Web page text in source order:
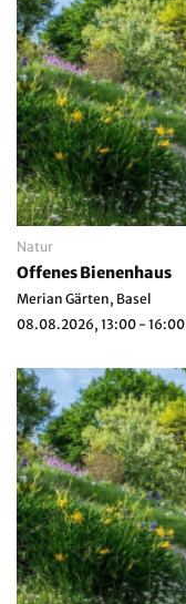
Natur
Offenes Bienenhaus
Merian Gärten, Basel
08.08.2026, 13:00 - 16:00